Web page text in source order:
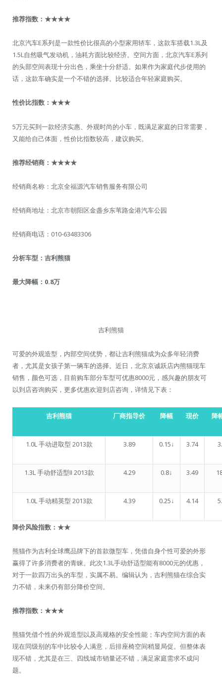
推荐指数： ★★★★
北京汽车E系列是一款性价比很高的小型家用轿车，这款车搭载1.3L及
1.5L自然吸气发动机，油耗方面比较经济。空间方面，北京汽车E系列
的头部空间表现十分出色，乘坐十分舒适。如果作为家庭代步使用的
话，这款车确实是一个不错的选择。比较适合年轻家庭购买。
性价比指数： ★★★
5万元买到一款经济实惠、外观时尚的小车，既满足家庭的日常需要，
又能给自己体面，性价比指数较高，建议购买。
推荐经销商： ★★★★
经销商名称：北京全福源汽车销售服务有限公司
经销商地址：北京市朝阳区金盏乡东苇路金港汽车公园
经销商电话：010-63483306
分析车型：吉利熊猫
最大降幅：0.8万
吉利熊猫
可爱的外观造型，内部空间优势，都让吉利熊猫成为众多年轻消费
者，尤其是女孩子第一辆车的选择。近日，北京京诚跃店内熊猫现车
销售，颜色可选，目前购车部分车型可优惠8000元，感兴趣的朋友可
以到店咨询购买，更多优惠欢迎到店咨询，详情见下表：
吉利熊猫 厂商指导价 降幅 现价 降
1.0L 手动进取型 2013款 3.89 0.15↓ 3.74
1.3L 手动舒适型II 2013款 4.29 0.8↓ 3.49
1.0L 手动精英型 2013款 4.39 0.25↓ 4.14
降价风险指数：★★
熊猫作为吉利全球鹰品牌下的首款微型车，凭借自身个性可爱的外形
赢得了许多消费者的青睐。此次1.3L手动舒适型能有8000元的优惠，
对于一款四万出头的车型，实属不易。编辑认为，吉利熊猫在综合实
力不错，未来仍有部分降价空间。
推荐指数：★★★
熊猫凭借个性的外观造型以及高规格的安全性能；车内空间方面的表
现在同级别的车中比较令人满意，后排座椅空间稍显局促。但整体表
现不错，尤其是在三、四线城市销量还不错，满足家庭需求不成问
题。